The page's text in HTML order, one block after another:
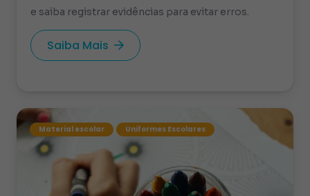
e saiba registrar evidências para evitar erros.
Saiba Mais
Material escolar Uniformes Escolares